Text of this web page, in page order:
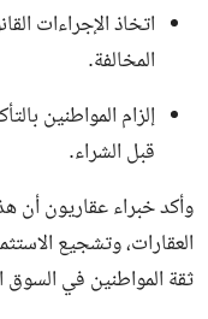
انضم إلى قائمة المشتركين
مباشرة في البريد